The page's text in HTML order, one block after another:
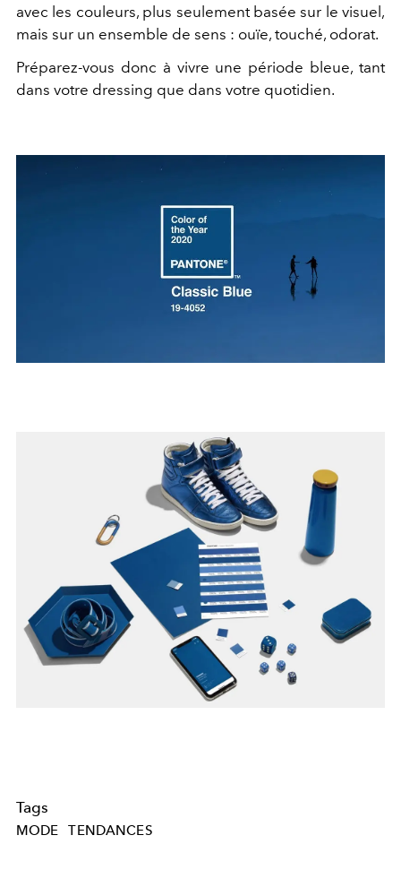
avec les couleurs, plus seulement basée sur le visuel,
mais sur un ensemble de sens : ouïe, touché, odorat.
Préparez-vous donc à vivre une période bleue, tant
dans votre dressing que dans votre quotidien.
Tags
MODE TENDANCES